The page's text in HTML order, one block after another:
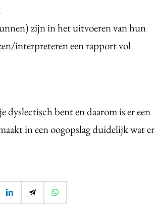
zijn in het uitvoeren van hun
interpreteren een rapport vol
dyslectisch bent en daarom is er een
in een oogopslag duidelijk wat er